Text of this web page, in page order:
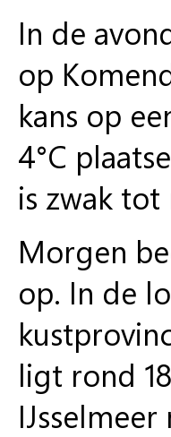
In de
op
kans op
4°C
is zwak tot
Morgen
op. In de
ligt rond